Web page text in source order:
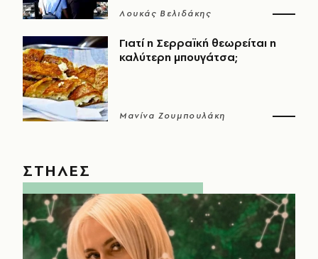
Λουκάς Βελιδάκης
Γιατί η Σερραϊκή θεωρείται η
καλύτερη μπουγάτσα;
Μανίνα Ζουμπουλάκη
ΣΤΗΛΕΣ